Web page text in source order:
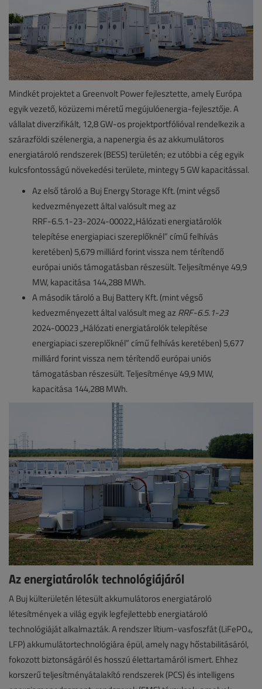
Mindkét projektet a Greenvolt Power fejlesztette, amely Európa
egyik vezető, közüzemi méretű megújulóenergia-fejlesztője. A
vállalat diverzifikált, 12,8 GW-os projektportfólióval rendelkezik a
szárazföldi szélenergia, a napenergia és az akkumulátoros
energiatároló rendszerek (BESS) területén; ez utóbbi a cég egyik
kulcsfontosságú növekedési területe, mintegy 5 GW kapacitással.
Az első tároló a Buj Energy Storage Kft. (mint végső
kedvezményezett által valósult meg az
RRF‑6.5.1‑23‑2024‑00022„Hálózati energiatárolók
telepítése energiapiaci szereplőknél” című felhívás
keretében) 5,679 milliárd forint vissza nem térítendő
európai uniós támogatásban részesült. Teljesítménye 49,9
MW, kapacitása 144,288 MWh.
A második tároló a Buj Battery Kft. (mint végső
kedvezményezett által valósult meg az RRF-6.5.1-23
2024‑00023 „Hálózati energiatárolók telepítése
energiapiaci szereplőknél” című felhívás keretében) 5,677
milliárd forint vissza nem térítendő európai uniós
támogatásban részesült. Teljesítménye 49,9 MW,
kapacitása 144,288 MWh.
Az energiatárolók technológiájáról
A Buj külterületén létesült akkumulátoros energiatároló
létesítmények a világ egyik legfejlettebb energiatároló
technológiáját alkalmazták. A rendszer lítium-vasfoszfát (LiFePO₄,
LFP) akkumulátortechnológiára épül, amely nagy hőstabilitásáról,
fokozott biztonságáról és hosszú élettartamáról ismert. Ehhez
korszerű teljesítményátalakító rendszerek (PCS) és intelligens